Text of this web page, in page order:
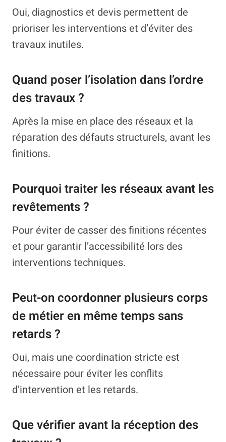
Oui, diagnostics et devis permettent de
prioriser les interventions et d’éviter des
travaux inutiles.
Quand poser l’isolation dans l’ordre
des travaux ?
Après la mise en place des réseaux et la
réparation des défauts structurels, avant les
finitions.
Pourquoi traiter les réseaux avant les
revêtements ?
Pour éviter de casser des finitions récentes
et pour garantir l’accessibilité lors des
interventions techniques.
Peut-on coordonner plusieurs corps
de métier en même temps sans
retards ?
Oui, mais une coordination stricte est
nécessaire pour éviter les conflits
d’intervention et les retards.
Que vérifier avant la réception des